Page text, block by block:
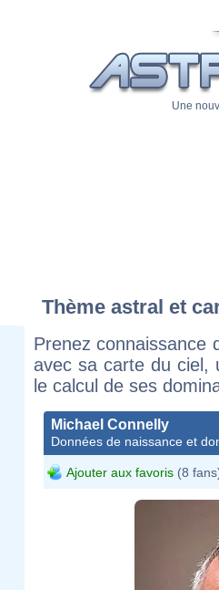
Une
Thème astral et
Prenez connaissance
avec sa carte du ciel,
le calcul de ses
Michael Connelly
Données de naissance et
Ajouter aux favoris (8